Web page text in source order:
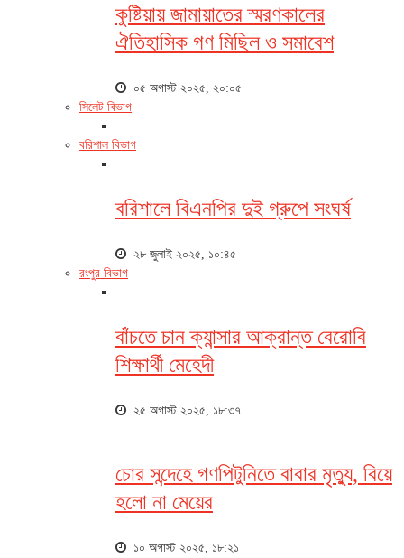
কুষ্টিয়ায় জামায়াতের স্মরণকালের
ঐতিহাসিক গণ মিছিল ও সমাবেশ
০৫ অগাস্ট ২০২৫, ২০:০৫
সিলেট বিভাগ
বরিশাল বিভাগ
বরিশালে বিএনপির দুই গ্রুপে সংঘর্ষ
২৮ জুলাই ২০২৫, ১০:৪৫
রংপুর বিভাগ
বাঁচতে চান ক্যান্সার আক্রান্ত বেরোবি
শিক্ষার্থী মেহেদী
২৫ অগাস্ট ২০২৫, ১৮:৩৭
চোর সন্দেহে গণপিটুনিতে বাবার মৃত্যু, বিয়ে
হলো না মেয়ের
১০ অগাস্ট ২০২৫, ১৮:২১